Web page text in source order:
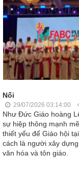
Nối
29/07/2026 03:14:00
Như Đức Giáo hoàng
sự hiệp thông mạnh
thiết yếu để Giáo hội
cách là người xây
văn hóa và tôn giáo.